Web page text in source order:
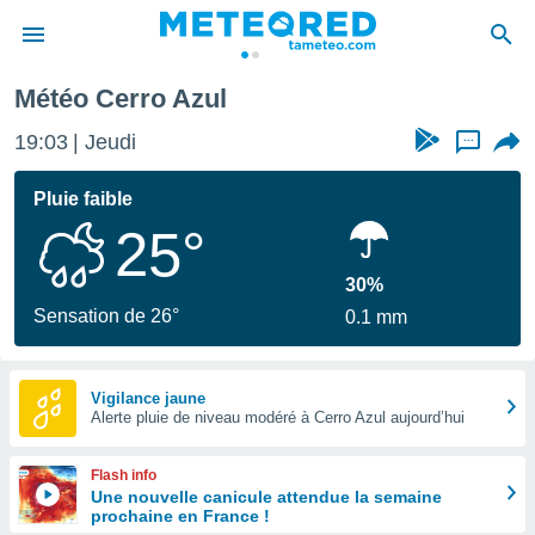
de
par
Météo Cerro Azul
19:03 Jeudi ...
Pluie faible
25°
Sensation de 26°
30%
0.1 mm
Vigilance jaune
Alerte pluie de niveau modéré à Cerro Azul aujourd’hui
Flash info
Une nouvelle canicule attendue la semaine
prochaine en France !